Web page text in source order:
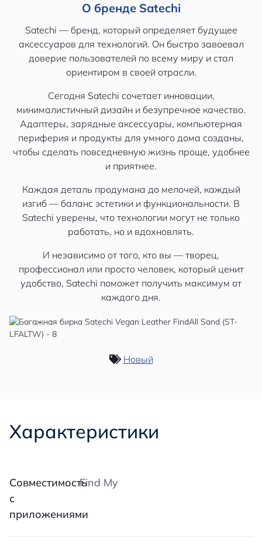
О бренде Satechi
Satechi — бренд, который определяет будущее
аксессуаров для технологий. Он быстро завоевал
доверие пользователей по всему миру и стал
ориентиром в своей отрасли.
Сегодня Satechi сочетает инновации,
минималистичный дизайн и безупречное качество.
Адаптеры, зарядные аксессуары, компьютерная
периферия и продукты для умного дома созданы,
чтобы сделать повседневную жизнь проще, удобнее
и приятнее.
Каждая деталь продумана до мелочей, каждый
изгиб — баланс эстетики и функциональности. В
Satechi уверены, что технологии могут не только
работать, но и вдохновлять.
И независимо от того, кто вы — творец,
профессионал или просто человек, который ценит
удобство, Satechi поможет получить максимум от
каждого дня.
Новый
Характеристики
Совместимость
с
приложениями
Find My